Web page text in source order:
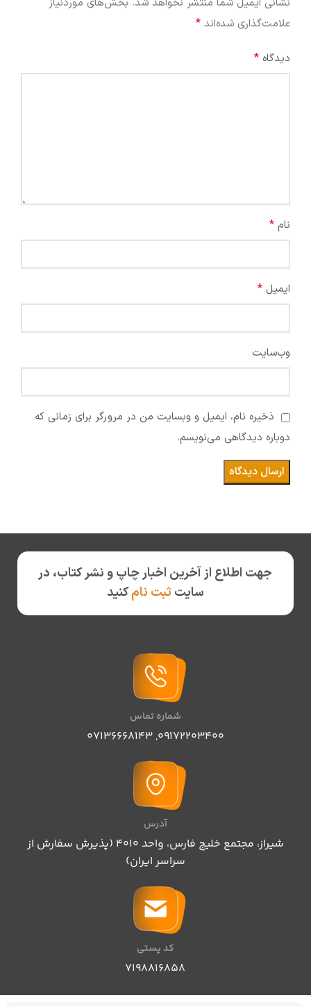
نشانی ایمیل شما منتشر نخواهد شد. بخش‌های موردنیاز
علامت‌گذاری شده‌اند *
دیدگاه *
نام *
ایمیل *
وب‌سایت
ذخیره نام، ایمیل و وبسایت من در مرورگر برای زمانی که
دوباره دیدگاهی می‌نویسم.
جهت اطلاع از آخرین اخبار چاپ و نشر کتاب، در
سایت ثبت نامکنید
شماره تماس
09172203400
,
07136668143
آدرس
شیراز، مجتمع خلیج فارس، واحد ۴۰۱۰ (پذیرش سفارش از
سراسر ایران)
کد پستی
۷۱۹۸۸۱۶۸۵۸